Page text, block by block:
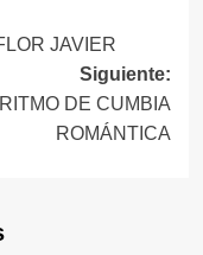
JAVIER
Siguiente:
DE CUMBIA
ROMÁNTICA